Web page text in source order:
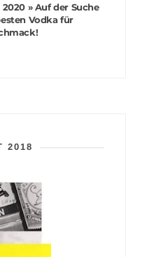
» Auf der Suche
Vodka für
2018